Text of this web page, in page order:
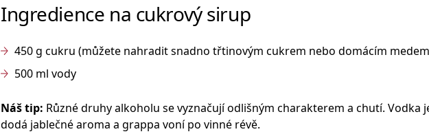
Ingredience na cukrový sirup
450 g cukru (můžete nahradit snadno třtinovým cukrem nebo domácím
500 ml vody
Náš tip: Různé druhy alkoholu se vyznačují odlišným charakterem a chutí. Vodka
dodá jablečné aroma a grappa voní po vinné révě.